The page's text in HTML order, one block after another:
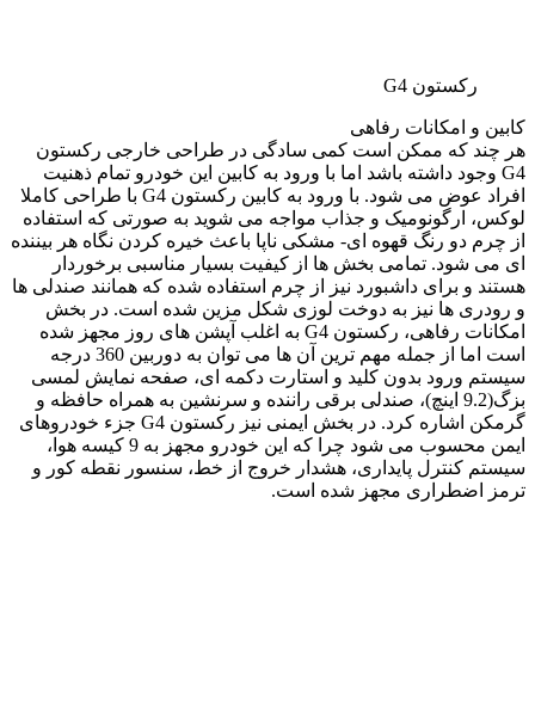
رکستون G4
کابین و امکانات رفاهی
هر چند که ممکن است کمی سادگی در طراحی خارجی رکستون
G4 وجود داشته باشد اما با ورود به کابین این خودرو تمام ذهنیت
افراد عوض می شود. با ورود به کابین رکستون G4 با طراحی کاملا
لوکس، ارگونومیک و جذاب مواجه می شوید به صورتی که استفاده
از چرم دو رنگ قهوه ای- مشکی ناپا باعث خیره کردن نگاه هر بیننده
ای می شود. تمامی بخش ها از کیفیت بسیار مناسبی برخوردار
هستند و برای داشبورد نیز از چرم استفاده شده که همانند صندلی ها
و رودری ها نیز به دوخت لوزی شکل مزین شده است. در بخش
امکانات رفاهی، رکستون G4 به اغلب آپشن های روز مجهز شده
است اما از جمله مهم ترین آن ها می توان به دوربین 360 درجه
سیستم ورود بدون کلید و استارت دکمه ای، صفحه نمایش لمسی
بزگ(9.2 اینچ)، صندلی برقی راننده و سرنشین به همراه حافظه و
گرمکن اشاره کرد. در بخش ایمنی نیز رکستون G4 جزء خودروهای
ایمن محسوب می شود چرا که این خودرو مجهز به 9 کیسه هوا،
سیستم کنترل پایداری، هشدار خروج از خط، سنسور نقطه کور و
ترمز اضطراری مجهز شده است.